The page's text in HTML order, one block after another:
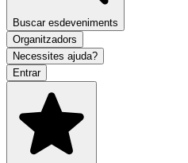
Buscar esdeveniments
Organitzadors
Necessites ajuda?
Entrar